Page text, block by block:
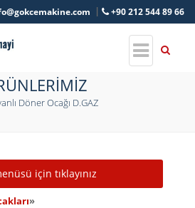
+90 212 544 89 66
Döner Ocağı D.GAZ
için tıklayınız
»